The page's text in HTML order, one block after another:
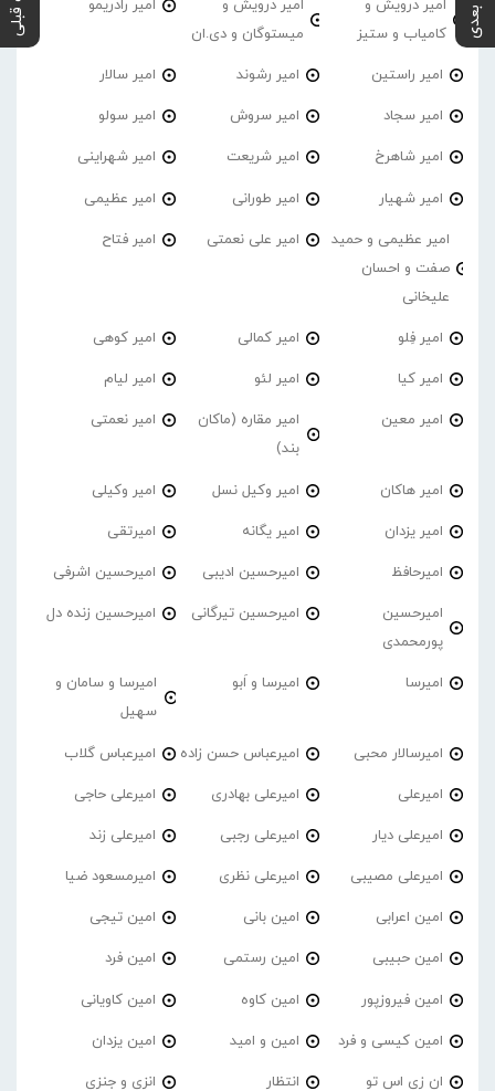
امیر درویش و
کامیاب و ستیز
امیر درویش و
میستوگان و دی.ان
امیر رادریمو
امیر راستین امیر رشوند امیر سالار
امیر سجاد امیر سروش امیر سولو
امیر شاهرخ امیر شریعت امیر شهراینی
امیر شهیار امیر طورانی امیر عظیمی
امیر عظیمی و حمید
صفت و احسان
علیخانی
امیر علی نعمتی امیر فتاح
امیر فِلو امیر کمالی امیر کوهی
امیر کیا امیر لئو امیر لیام
امیر معین
امیر مقاره (ماکان
بند)
امیر نعمتی
امیر هاکان امیر وکیل نسل امیر وکیلی
امیر یزدان امیر یگانه امیرتقی
امیرحافظ امیرحسین ادیبی امیرحسین اشرفی
امیرحسین
پورمحمدی
امیرحسین تیرگانی امیرحسین زنده دل
امیرسا امیرسا و اَبو
امیرسا و سامان و
سهیل
امیرسالار محبی امیرعباس حسن زاده امیرعباس گلاب
امیرعلی امیرعلی بهادری امیرعلی حاجی
امیرعلی دیار امیرعلی رجبی امیرعلی زند
امیرعلی مصیبی امیرعلی نظری امیرمسعود ضیا
امین اعرابی امین بانی امین تیجی
امین حبیبی امین رستمی امین فرد
امین فیروزپور امین کاوه امین کاویانی
امین کیسی و فرد امین و امید امین یزدان
ان زی اس تو انتظار انزی و جنزی